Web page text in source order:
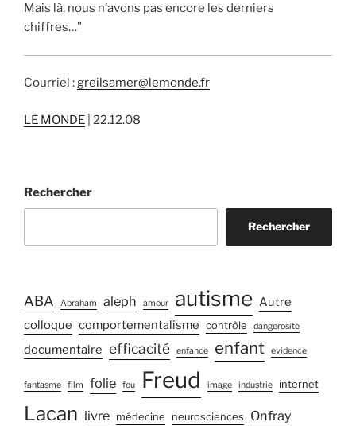
Mais là, nous n’avons pas encore les derniers
chiffres…"
Courriel :greilsamer@lemonde.fr
LE MONDE | 22.12.08
Rechercher
Rechercher
ABA Abraham aleph amour autisme Autre
colloque comportementalisme contrôle dangerosité
documentaire efficacité enfance enfant evidence
fantasme film folie fou Freud image industrie internet
Lacan livre médecine neurosciences Onfray